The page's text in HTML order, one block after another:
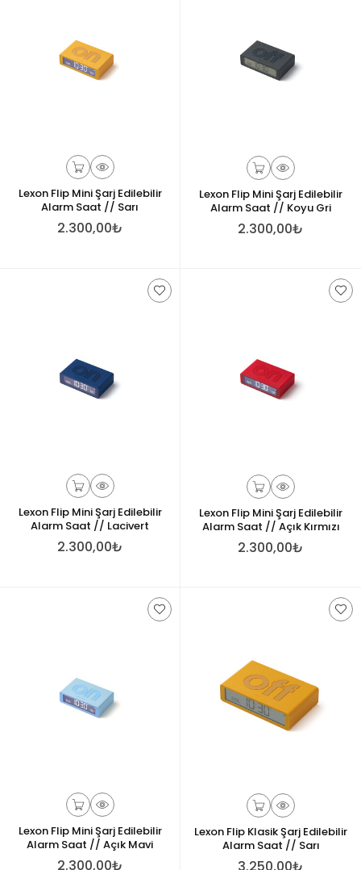
Lexon Flip Mini Şarj Edilebilir
Alarm Saat // Sarı
2.300,00₺
Lexon Flip Mini Şarj Edilebilir
Alarm Saat // Koyu Gri
2.300,00₺
Lexon Flip Mini Şarj Edilebilir
Alarm Saat // Lacivert
2.300,00₺
Lexon Flip Mini Şarj Edilebilir
Alarm Saat // Açık Kırmızı
2.300,00₺
Lexon Flip Mini Şarj Edilebilir
Alarm Saat // Açık Mavi
2.300,00₺
Lexon Flip Klasik Şarj Edilebilir
Alarm Saat // Sarı